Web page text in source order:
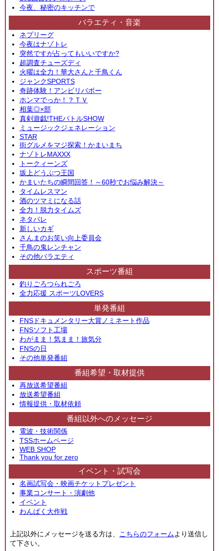
今夜、秘密のキッチンで
バラエティ・音楽
ネプリーグ
今夜はナゾトレ
突然ですが占ってもいいですか?
超調査チューズディ
火曜は全力！華大さんと千鳥くん
ジャンクSPORTS
奇跡体験！アンビリバボー
ホンマでっか！？ＴＶ
相葉◎×部
真剣遊戯!THEバトルSHOW
ミュージックジェネレーション
STAR
街グルメをマジ探索！かまいまち
ナゾトレMAXXX
トークィーンズ
坂上どうぶつ王国
かまいたちの瞬間回答！～60秒でお悩み解決～
タイムレスマン
酒のツマミになる話
全力！脱力タイムズ
ネタパレ
新しいカギ
さんまのお笑い向上委員会
千鳥の鬼レンチャン
その他バラエティ
スポーツ番組
釣りごろつられごろ
全力応援 スポーツLOVERS
単発番組
FNSドキュメンタリー大賞ノミネート作品
FNSソフト工場
わがまま！気まま！旅気分
FNSの日
その他単発番組
番組希望・取材提供
再放送希望番組
放送希望番組
情報提供・取材依頼
番組以外へのメッセージ
電波・技術関係
TSSホームページ
WEB SHOP
Thank you for zero
イベント・試写会
名画試写会・映画チケットプレゼント
事業コンサート・演劇他
イベント
わんぱく大作戦
上記以外にメッセージを送る方は、 こちらのフォームより送信し
て下さい。